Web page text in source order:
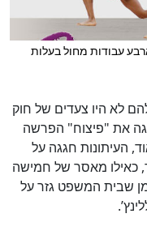
לא היו צעדים של חוק
את "פיצוח" הפרשה
העיתונות חגגה על
כאילו מאסר של חמישה
שבית המשפט גזר על